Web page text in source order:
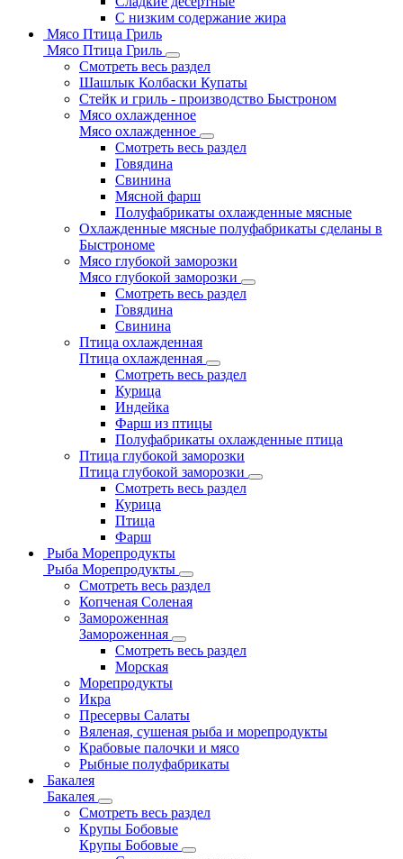
С низким содержание жира
Мясо Птица Гриль
Мясо Птица Гриль
Смотреть весь раздел
Шашлык Колбаски Купаты
Стейк и гриль - производство Быстроном
Мясо охлажденное
Мясо охлажденное
Смотреть весь раздел
Говядина
Свинина
Мясной фарш
Полуфабрикаты охлажденные мясные
Охлажденные мясные полуфабрикаты сделаны в
Быстрономе
Мясо глубокой заморозки
Мясо глубокой заморозки
Смотреть весь раздел
Говядина
Свинина
Птица охлажденная
Птица охлажденная
Смотреть весь раздел
Курица
Индейка
Фарш из птицы
Полуфабрикаты охлажденные птица
Птица глубокой заморозки
Птица глубокой заморозки
Смотреть весь раздел
Курица
Птица
Фарш
Рыба Морепродукты
Рыба Морепродукты
Смотреть весь раздел
Копченая Соленая
Замороженная
Замороженная
Смотреть весь раздел
Морская
Морепродукты
Икра
Пресервы Салаты
Вяленая, сушеная рыба и морепродукты
Крабовые палочки и мясо
Рыбные полуфабрикаты
Бакалея
Бакалея
Смотреть весь раздел
Крупы Бобовые
Крупы Бобовые